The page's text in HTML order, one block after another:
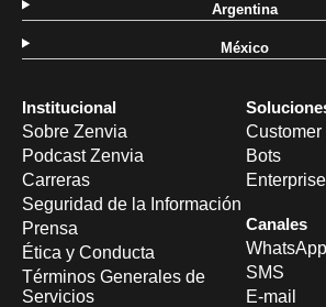
Institucional
Sobre Zenvia
Podcast Zenvia
Carreras
Seguridad de la Información
Prensa
Ética y Conducta
Términos Generales de
Servicios
Customer
Bots
Enterprise
Canales
WhatsApp
SMS
E-mail
Argentina
México